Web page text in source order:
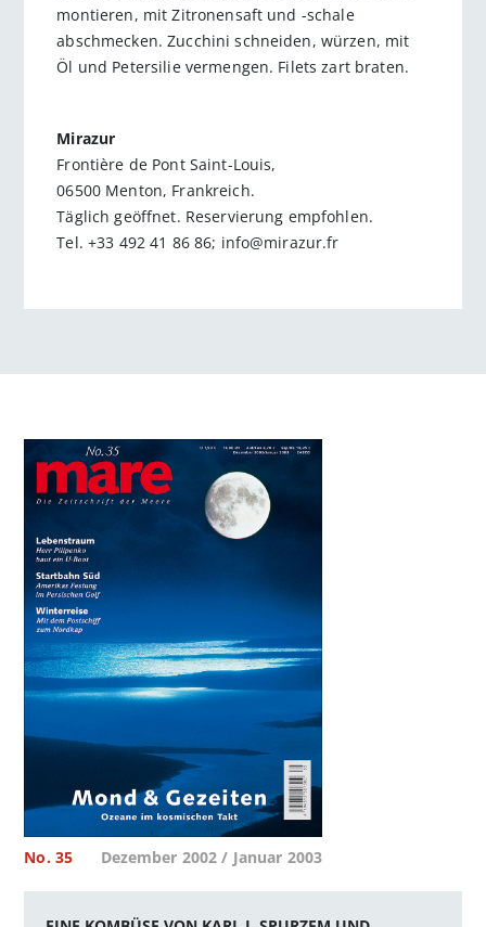
montieren, mit Zitronensaft und -schale
abschmecken. Zucchini schneiden, würzen, mit
Öl und Petersilie vermengen. Filets zart braten.
Mirazur
Frontière de Pont Saint-Louis,
06500 Menton, Frankreich.
Täglich geöffnet. Reservierung empfohlen.
Tel. +33 492 41 86 86; info@mirazur.fr
No. 35 Dezember 2002 / Januar 2003